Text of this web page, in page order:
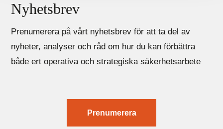
Nyhetsbrev
Prenumerera på vårt nyhetsbrev för att ta del av
nyheter, analyser och råd om hur du kan förbättra
både ert operativa och strategiska säkerhetsarbete
Prenumerera